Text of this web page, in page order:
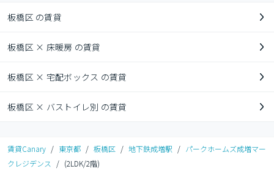
板橋区 の賃貸
板橋区 × 床暖房 の賃貸
板橋区 × 宅配ボックス の賃貸
板橋区 × バストイレ別 の賃貸
賃貸Canary / 東京都 / 板橋区 / 地下鉄成増駅 / パークホームズ成増マー
クレジデンス
/ (2LDK/2階)